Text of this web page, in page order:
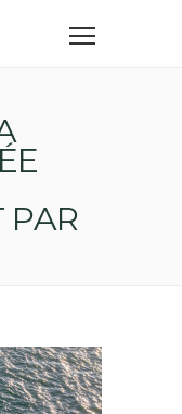
PAR